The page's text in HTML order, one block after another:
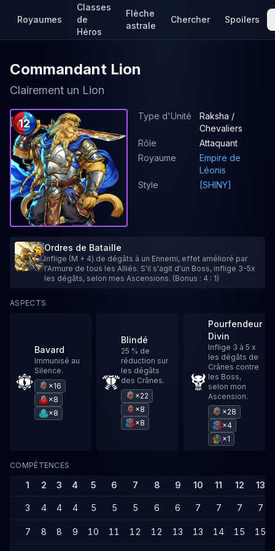
Royaumes
Classes
de
Héros
Flèche
astrale
Chercher Spoilers
Commandant Lion
Clairement un Lion
12
Type d'Unité
Raksha /
Chevaliers
Rôle
Attaquant
Royaume
Empire de
Léonis
Style
[SHINY]
Ordres de Bataille
Inflige (M + 4) de dégâts à un Ennemi, effet amélioré par
l'Armure de tous les Alliés. S'il s'agit d'un Boss, inflige 3-5x
les dégâts, selon mes Ascensions. (Bonus : 4 : 1)
ASPECTS
Bavard
Immunisé au
Silence.
×16
×8
×8
Blindé
25 % de
réduction sur
les dégâts
des Crânes.
×22
×8
×8
Pourfendeur
Divin
Inflige 3 à 5 x
les dégâts de
Crânes contre
les Boss,
selon mon
Ascension.
×28
×4
×1
COMPÉTENCES
1 2 3 4 5 6 7 8 9 10 11 12 13
3 4 4 4 5 5 5 6 6 7 7 7 7
7 8 8 9 10 11 12 12 13 13 14 15 15